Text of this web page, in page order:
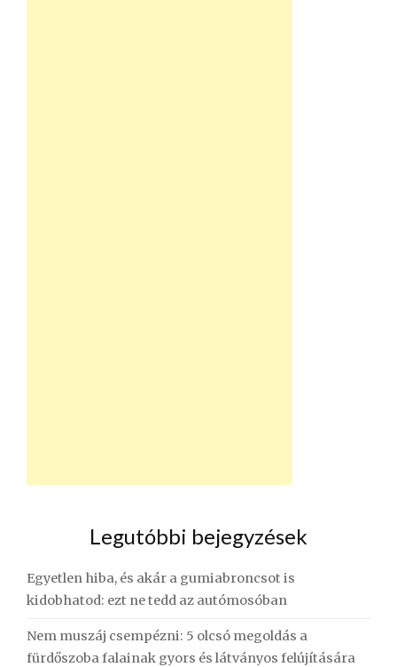
Legutóbbi bejegyzések
Egyetlen hiba, és akár a gumiabroncsot is
kidobhatod: ezt ne tedd az autómosóban
Nem muszáj csempézni: 5 olcsó megoldás a
fürdőszoba falainak gyors és látványos felújítására